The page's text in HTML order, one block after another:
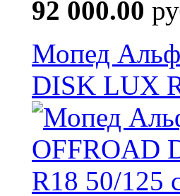
92 000.00
Мопед
DISK LUX